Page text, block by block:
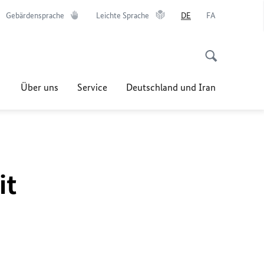
Gebärdensprache Leichte Sprache DE FA
Über uns Service Deutschland und Iran